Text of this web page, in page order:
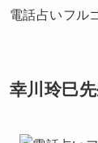
電話占いフル
幸川玲巳